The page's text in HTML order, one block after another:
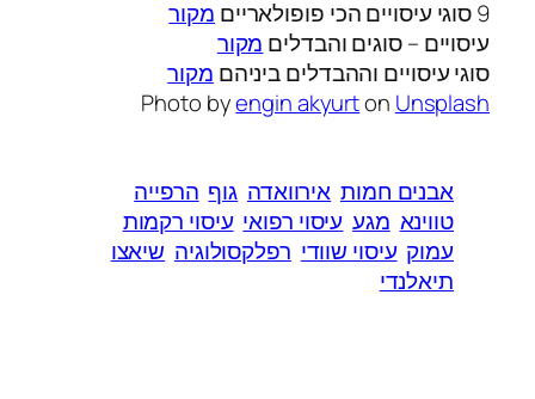
9 סוגי עיסויים הכי פופולאריים
מקור
עיסויים – סוגים והבדלים מקור
סוגי עיסויים וההבדלים ביניהם מקור
Photo byengin akyurton Unsplash
אבנים חמות אירוואדה גוף הרפייה
טווינא מגע עיסוי רפואי עיסוי רקמות
עמוק עיסוי שוודי רפלקסולוגיה שיאצו
תיאלנדי